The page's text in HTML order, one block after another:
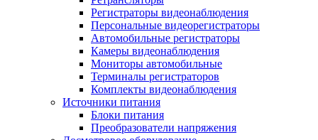
Регистраторы видеонаблюдения
Персональные видеорегистраторы
Автомобильные регистраторы
Камеры видеонаблюдения
Мониторы автомобильные
Терминалы регистраторов
Комплекты видеонаблюдения
Источники питания
Блоки питания
Преобразователи напряжения